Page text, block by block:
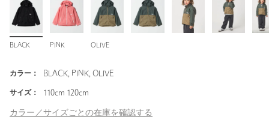
BLACK PINK OLIVE
カラー： BLACK, PINK, OLIVE
サイズ： 110cm 120cm
カラー／サイズごとの在庫を確認する